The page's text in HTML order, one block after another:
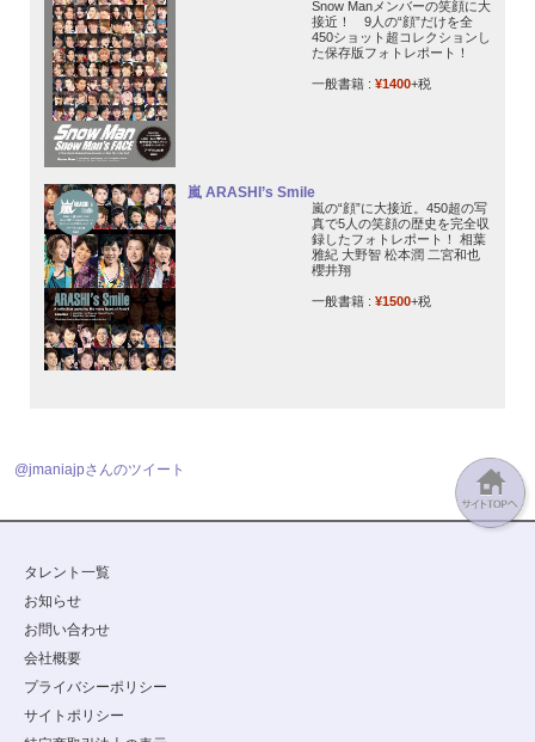
Snow Manメンバーの笑顔に大
接近！ 9人の“顔”だけを全
450ショット超コレクションし
た保存版フォトレポート！
一般書籍 : ¥1400+税
嵐 ARASHI’s Smile
嵐の“顔”に大接近。450超の写
真で5人の笑顔の歴史を完全収
録したフォトレポート！ 相葉
雅紀 大野智 松本潤 二宮和也
櫻井翔
一般書籍 : ¥1500+税
@jmaniajpさんのツイート
タレント一覧
お知らせ
お問い合わせ
会社概要
プライバシーポリシー
サイトポリシー